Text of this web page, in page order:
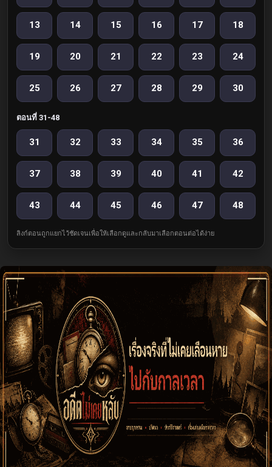
13 14 15 16 17 18
19 20 21 22 23 24
25 26 27 28 29 30
ตอนที่ 31-48
31 32 33 34 35 36
37 38 39 40 41 42
43 44 45 46 47 48
ลิงก์ตอนถูกแยกไว้ชัดเจนเพื่อให้เลือกดูและกลับมาเลือกตอนต่อได้ง่าย